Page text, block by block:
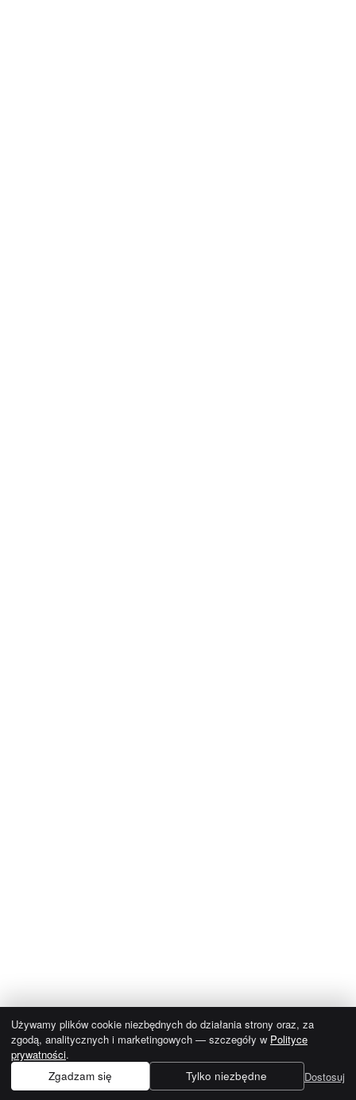
Używamy plików cookie niezbędnych do działania strony oraz, za
zgodą, analitycznych i marketingowych — szczegóły w Polityce
prywatności.
Zgadzam się
Tylko niezbędne Dostosuj